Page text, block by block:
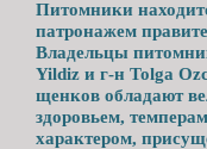
Питомники
патронажем
Владельцы
Yildiz и г-н Tolga
щенков обладают
здоровьем,
характером,